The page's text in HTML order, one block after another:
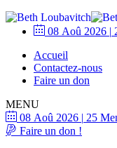
08 Aoû 2026 |
Accueil
Contactez-nous
Faire un don
MENU
08 Aoû 2026 | 25
Faire un don !